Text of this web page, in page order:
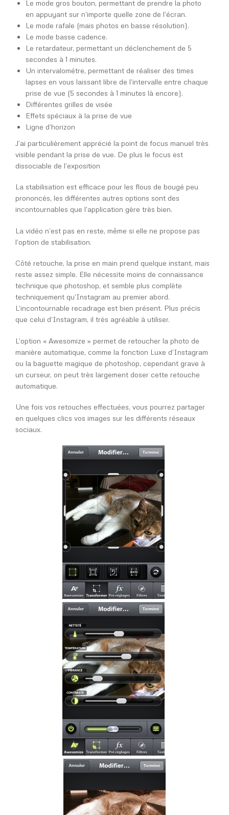
Le mode gros bouton, permettant de prendre la photo
en appuyant sur n’importe quelle zone de l’écran.
Le mode rafale (mais photos en basse résolution).
Le mode basse cadence.
Le retardateur, permettant un déclenchement de 5
secondes à 1 minutes.
Un intervalométre, permettant de réaliser des times
lapses en vous laissant libre de l’intervalle entre chaque
prise de vue (5 secondes à 1 minutes là encore).
Différentes grilles de visée
Effets spéciaux à la prise de vue
Ligne d’horizon
J’ai particulièrement apprécié la point de focus manuel très
visible pendant la prise de vue. De plus le focus est
dissociable de l’exposition
La stabilisation est efficace pour les flous de bougé peu
prononcés, les différentes autres options sont des
incontournables que l’application gère très bien.
La vidéo n’est pas en reste, même si elle ne propose pas
l’option de stabilisation.
Côté retouche, la prise en main prend quelque instant, mais
reste assez simple. Elle nécessite moins de connaissance
technique que photoshop, et semble plus complète
techniquement qu’Instagram au premier abord.
L’incontournable recadrage est bien présent. Plus précis
que celui d’Instagram, il très agréable à utiliser.
L’option « Awesomize » permet de retoucher la photo de
manière automatique, comme la fonction Luxe d’Instagram
ou la baguette magique de photoshop, cependant grave à
un curseur, on peut très largement doser cette retouche
automatique.
Une fois vos retouches effectuées, vous pourrez partager
en quelques clics vos images sur les différents réseaux
sociaux.